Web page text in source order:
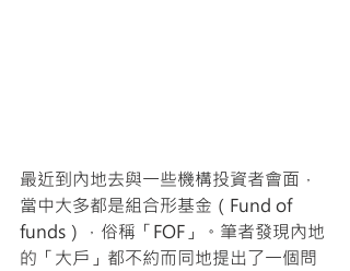
最近到內地去與一些機構投資者會面，
當中大多都是組合形基金（Fund of
funds），俗稱「FOF」。筆者發現內地
的「大戶」都不約而同地提出了一個問